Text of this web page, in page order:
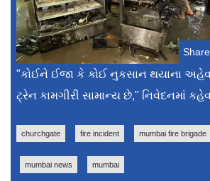
"કોઈને ઈજા કે કોઈ નુકસાન થયાના
ટ્રેન કામગીરી સામાન્ય છે," નિવેદનમાં
churchgate fire incident mumbai fire brigade
mumbai news mumbai